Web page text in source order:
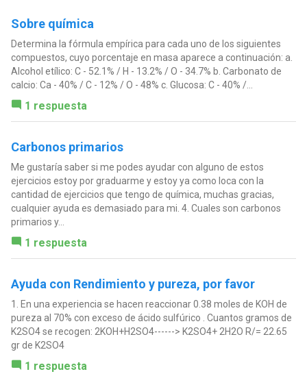
Sobre química
Determina la fórmula empírica para cada uno de los siguientes
compuestos, cuyo porcentaje en masa aparece a continuación: a.
Alcohol etílico: C - 52.1% / H - 13.2% / O - 34.7% b. Carbonato de
calcio: Ca - 40% / C - 12% / O - 48% c. Glucosa: C - 40% /...
1 respuesta
Carbonos primarios
Me gustaría saber si me podes ayudar con alguno de estos
ejercicios estoy por graduarme y estoy ya como loca con la
cantidad de ejercicios que tengo de química, muchas gracias,
cualquier ayuda es demasiado para mi. 4. Cuales son carbonos
primarios y...
1 respuesta
Ayuda con Rendimiento y pureza, por favor
1. En una experiencia se hacen reaccionar 0.38 moles de KOH de
pureza al 70% con exceso de ácido sulfúrico . Cuantos gramos de
K2SO4 se recogen: 2KOH+H2SO4------> K2SO4+ 2H2O R/= 22.65
gr de K2SO4
1 respuesta